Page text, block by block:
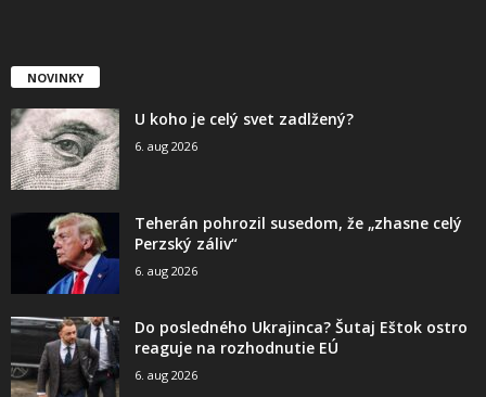
NOVINKY
U koho je celý svet zadlžený?
6. aug 2026
Teherán pohrozil susedom, že „zhasne celý
Perzský záliv“
6. aug 2026
Do posledného Ukrajinca? Šutaj Eštok ostro
reaguje na rozhodnutie EÚ
6. aug 2026